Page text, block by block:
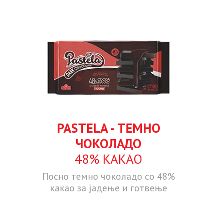
PASTELA - ТЕМНО
ЧОКОЛАДО
48% КАКАО
Посно темно чоколадо со 48%
какао за јадење и готвење